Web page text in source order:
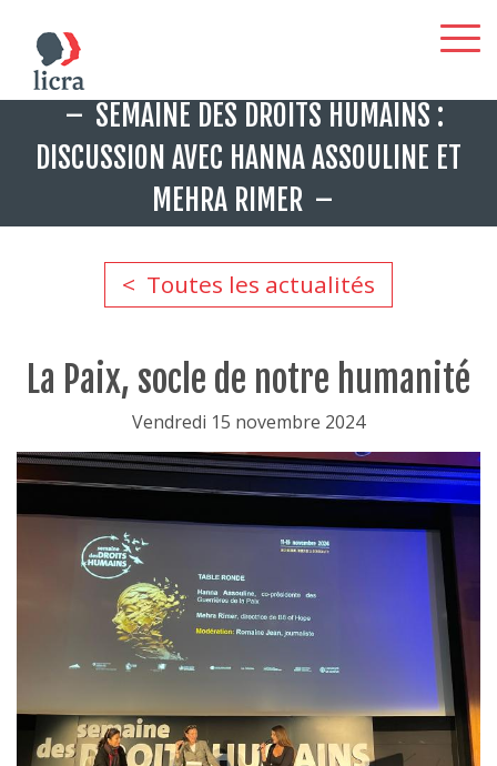
Aller
contenu
principal
SEMAINE DES DROITS HUMAINS :
DISCUSSION AVEC HANNA ASSOULINE ET
MEHRA RIMER
Toutes les actualités
La Paix, socle de notre humanité
Vendredi 15 novembre 2024